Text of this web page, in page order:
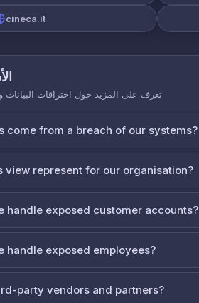
cineca.it
تعرف على المزيد حول اختراقات البيانات
come from a breach of our systems?
view represent for our organisation?
handle exposed customer accounts?
handle exposed employees?
party vendors and partners?